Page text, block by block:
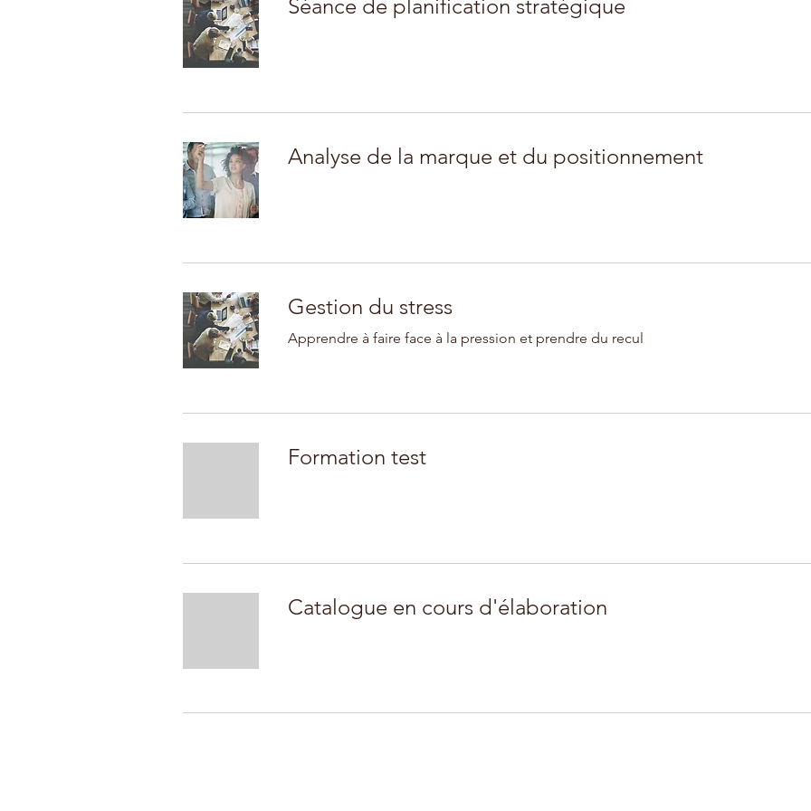
Séance de planification stratégique
Analyse de la marque et du positionnement
Gestion du stress
Apprendre à faire face à la pression et prendre du recul
Formation test
Catalogue en cours d'élaboration